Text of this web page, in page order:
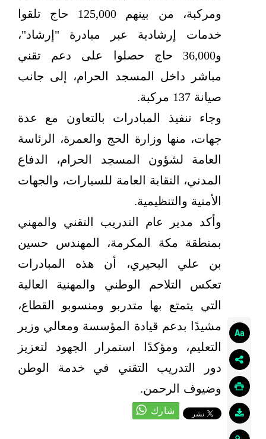
ومركبة، من بينهم 125,000 حاج تلقوا
خدمات إرشادية عبر مبادرة "إرشاد"،
و36,000 حاج حصلوا على دعم تقني
مباشر داخل المسجد الحرام، إلى جانب
صيانة 137 مركبة.
وجاء تنفيذ المبادرات بالتعاون مع عدة
جهات، منها وزارة الحج والعمرة، الرئاسة
العامة لشؤون المسجد الحرام، الدفاع
المدني، النقابة العامة للسيارات، والجهات
الأمنية والتنظيمية.
وأكد مدير عام التدريب التقني والمهني
بمنطقة مكة المكرمة، المهندس حسين
بن علي البحيري، أن هذه المبادرات
تعكس التلاحم الوطني والمهنية العالية
التي يتمتع بها متدربو ومنسوبو القطاع،
مشيدًا بدعم قيادة المؤسسة ومعالي وزير
التعليم، ومؤكدًا استمرار الجهود لتعزيز
دور التدريب التقني في خدمة الوطن
وضيوف الرحمن.